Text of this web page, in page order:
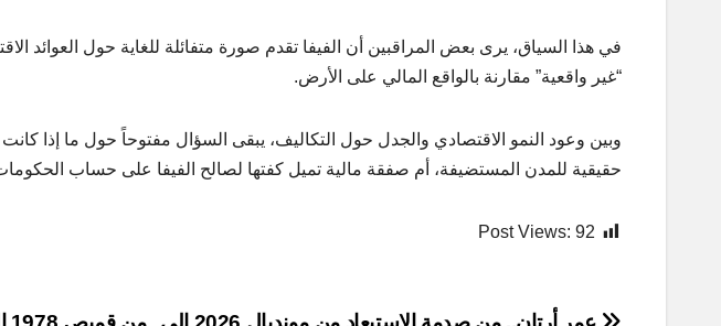
في هذا السياق، يرى بعض المراقبين أن الفيفا تقدم صورة متفائلة للغاية حول العوائد
“غير واقعية” مقارنة بالواقع المالي على الأرض.
حقيقية للمدن المستضيفة، أم صفقة مالية تميل كفتها لصالح الفيفا على حساب
Post Views: 92